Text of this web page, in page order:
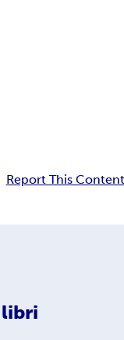
Report This
libri